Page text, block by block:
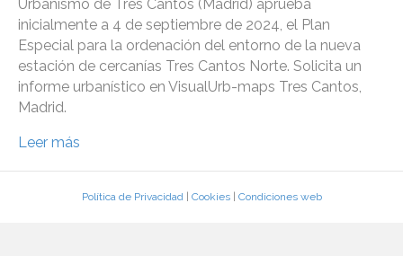
Urbanismo de Tres Cantos (Madrid) aprueba
inicialmente a 4 de septiembre de 2024, el Plan
Especial para la ordenación del entorno de la nueva
estación de cercanías Tres Cantos Norte. Solicita un
informe urbanístico en VisualUrb-maps Tres Cantos,
Madrid.
Leer más
Política de Privacidad| Cookies| Condiciones web